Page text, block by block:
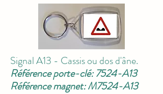
Signal A13 - Cassis ou dos d'âne.
Référence porte-clé: 7524-A13
Référence magnet: M7524-A13